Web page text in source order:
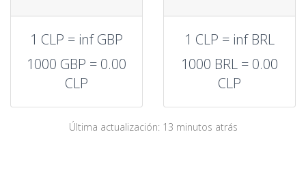
1 CLP = inf GBP
1000 GBP = 0.00
CLP
1 CLP = inf BRL
1000 BRL = 0.00
CLP
Última actualización: 13 minutos atrás